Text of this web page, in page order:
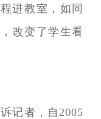
进教室，如同
改变了学生看
记者，自2005